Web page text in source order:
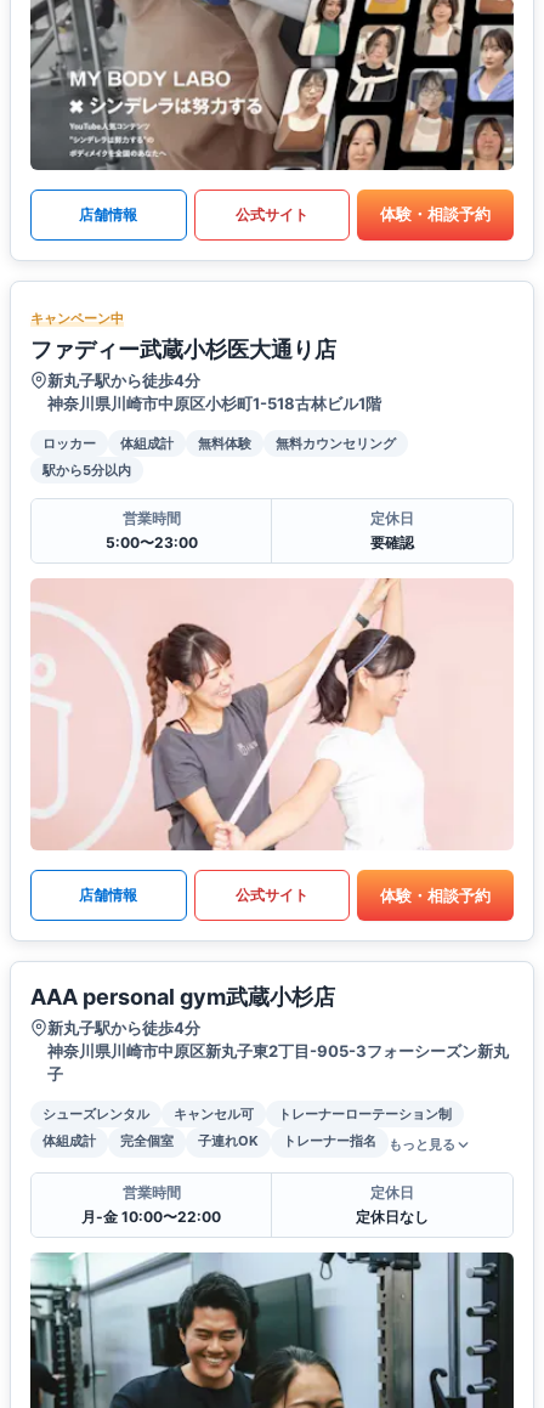
店舗情報 公式サイト 体験・相談予約
キャンペーン中
ファディー武蔵小杉医大通り店
新丸子駅から徒歩4分
神奈川県川崎市中原区小杉町1-518古林ビル1階
ロッカー 体組成計 無料体験
無料カウンセリング
駅から5分以内
営業時間
5:00〜23:00
定休日
要確認
店舗情報 公式サイト 体験・相談予約
AAA personal gym武蔵小杉店
新丸子駅から徒歩4分
神奈川県川崎市中原区新丸子東2丁目-905-3フォーシーズン新丸
子
シューズレンタル キャンセル可
トレーナーローテーション制
体組成計
完全個室 子連れOK トレーナー指名 もっと見る
営業時間
月-金 10:00〜22:00
定休日
定休日なし